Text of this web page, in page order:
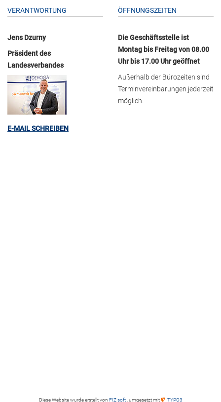
VERANTWORTUNG
Jens Dzurny
Präsident des
Landesverbandes
E-MAIL SCHREIBEN
ÖFFNUNGSZEITEN
Die Geschäftsstelle ist
Montag bis Freitag von 08.00
Uhr bis 17.00 Uhr geöffnet
Außerhalb der Bürozeiten sind
Terminvereinbarungen jederzeit
möglich.
Diese Website wurde erstellt von FIZ soft, umgesetzt mit TYPO3